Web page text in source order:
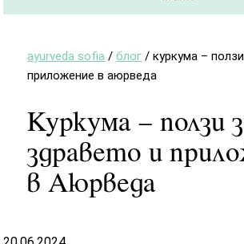
ayurveda sofia /блог /куркума –
приложение в аюрведа
Куркума – ползи
здравето и
в Аюрведа